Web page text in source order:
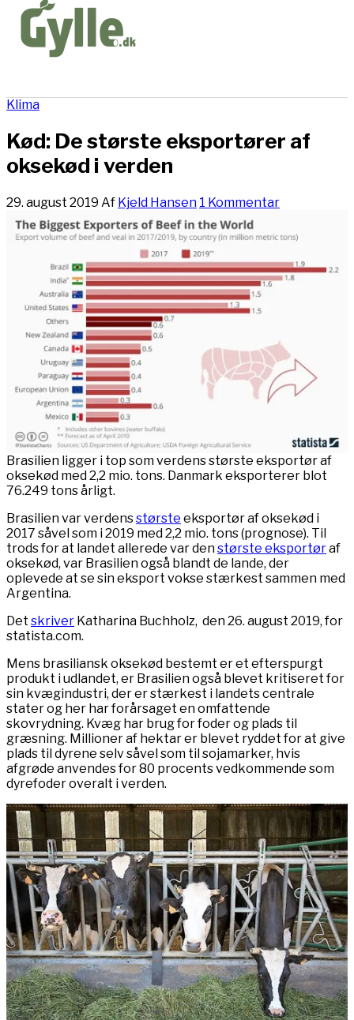
Klima
Kød: De største eksportører af
oksekød i verden
29. august 2019 Af Kjeld Hansen 1 Kommentar
Brasilien ligger i top som verdens største eksportør af
oksekød med 2,2 mio. tons. Danmark eksporterer blot
76.249 tons årligt.
Brasilien var verdensstørste eksportør af oksekød i
2017 såvel som i 2019 med 2,2 mio. tons (prognose). Til
trods for at landet allerede var denstørste eksportøraf
oksekød, var Brasilien også blandt de lande, der
oplevede at se sin eksport vokse stærkest sammen med
Argentina.
Det skriver Katharina Buchholz, den 26. august 2019, for
statista.com.
Mens brasiliansk oksekød bestemt er et efterspurgt
produkt i udlandet, er Brasilien også blevet kritiseret for
sin kvægindustri, der er stærkest i landets centrale
stater og her har forårsaget en omfattende
skovrydning. Kvæg har brug for foder og plads til
græsning. Millioner af hektar er blevet ryddet for at give
plads til dyrene selv såvel som til sojamarker, hvis
afgrøde anvendes for 80 procents vedkommende som
dyrefoder overalt i verden.